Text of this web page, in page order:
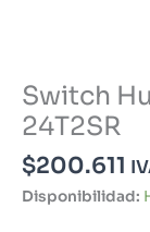
Switch
24T2SR
$200.611
Disponibilidad: